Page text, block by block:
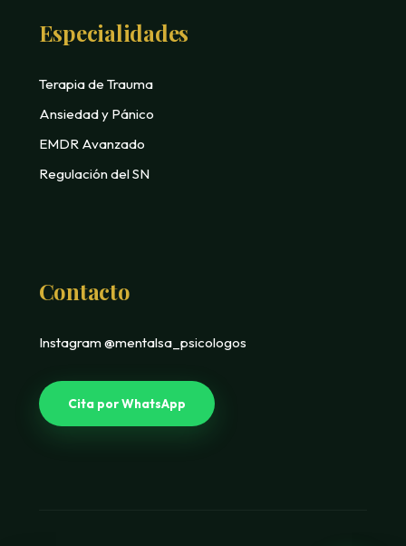
Especialidades
Terapia de Trauma
Ansiedad y Pánico
EMDR Avanzado
Regulación del SN
Contacto
Instagram @mentalsa_psicologos
Cita por WhatsApp